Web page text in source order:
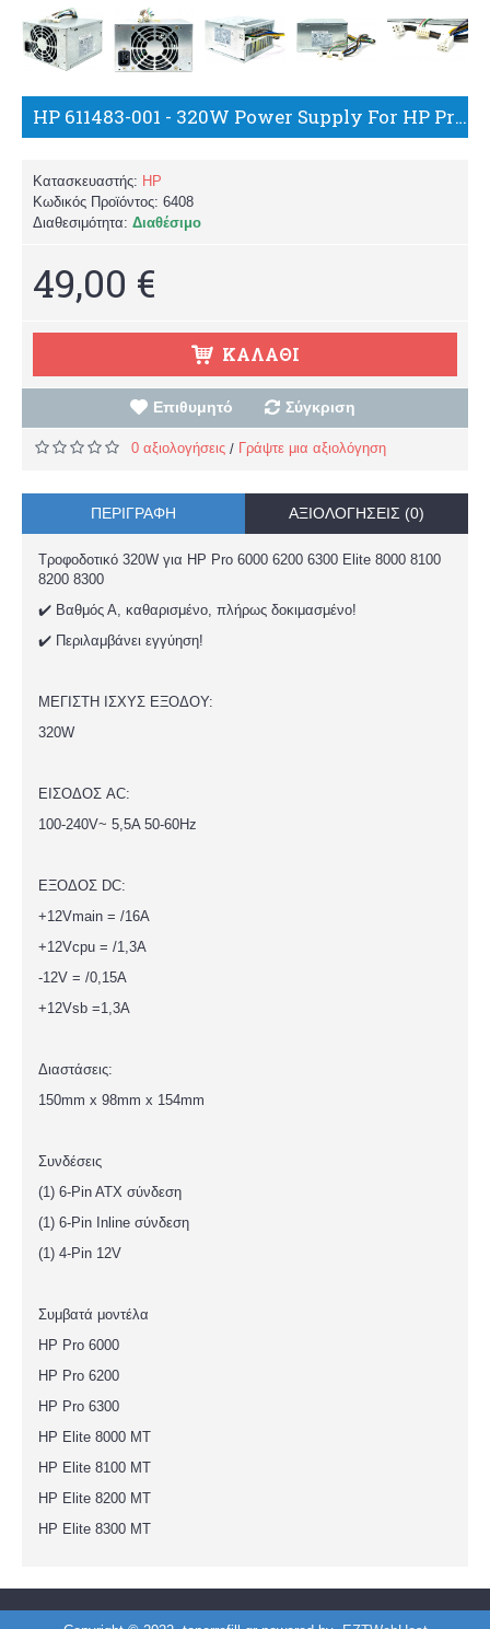
HP 611483-001 - 320W Power Supply For HP Pro 6000 6200 6300 Elite 8000 8100 8200 8300
Κατασκευαστής: HP
Κωδικός Προϊόντος: 6408
Διαθεσιμότητα: Διαθέσιμο
49,00 €
ΚΑΛΆΘΙ
Επιθυμητό Σύγκριση
0 αξιολογήσεις / Γράψτε μια αξιολόγηση
ΠΕΡΙΓΡΑΦΉ ΑΞΙΟΛΟΓΉΣΕΙΣ (0)
Τροφοδοτικό 320W για HP Pro 6000 6200 6300 Elite 8000 8100
8200 8300
✔️ Βαθμός Α, καθαρισμένο, πλήρως δοκιμασμένο!
✔️ Περιλαμβάνει εγγύηση!
ΜΕΓΙΣΤΗ ΙΣΧΥΣ ΕΞΟΔΟΥ:
320W
ΕΙΣΟΔΟΣ AC:
100-240V~ 5,5A 50-60Hz
ΕΞΟΔΟΣ DC:
+12Vmain = /16A
+12Vcpu = /1,3A
-12V = /0,15A
+12Vsb =1,3A
Διαστάσεις:
150mm x 98mm x 154mm
Συνδέσεις
(1) 6-Pin ATX σύνδεση
(1) 6-Pin Inline σύνδεση
(1) 4-Pin 12V
Συμβατά μοντέλα
HP Pro 6000
HP Pro 6200
HP Pro 6300
HP Elite 8000 MT
HP Elite 8100 MT
HP Elite 8200 MT
HP Elite 8300 MT